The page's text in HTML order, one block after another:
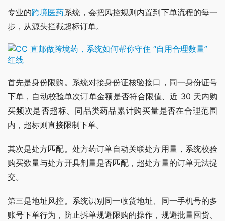
专业的跨境医药系统，会把风控规则内置到下单流程的每一
步，从源头拦截超标订单。
首先是身份限购。系统对接身份证核验接口，同一身份证号
下单，自动校验单次订单金额是否符合限值、近 30 天内购
买频次是否超标、同品类药品累计购买量是否在合理范围
内，超标则直接限制下单。
其次是处方匹配。处方药订单自动关联处方用量，系统校验
购买数量与处方开具剂量是否匹配，超处方量的订单无法提
交。
第三是地址风控。系统识别同一收货地址、同一手机号的多
账号下单行为，防止拆单规避限购的操作，规避批量囤货、